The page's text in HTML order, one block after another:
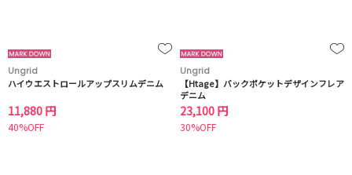
Ungrid
ハイウエストロールアップスリムデニム
11,880 円
40%OFF
Ungrid
【Htage】バックポケットデザインフレア
デニム
23,100 円
30%OFF